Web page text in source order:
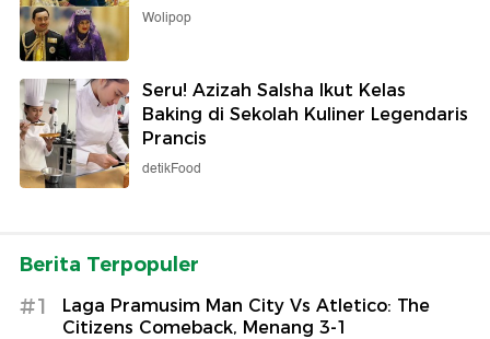
Wolipop
Seru! Azizah Salsha Ikut Kelas
Baking di Sekolah Kuliner Legendaris
Prancis
detikFood
Berita Terpopuler
#1
Laga Pramusim Man City Vs Atletico: The
Citizens Comeback, Menang 3-1